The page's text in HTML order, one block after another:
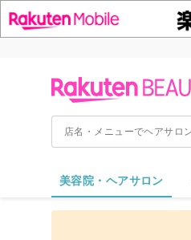
美容院・ヘアサロン